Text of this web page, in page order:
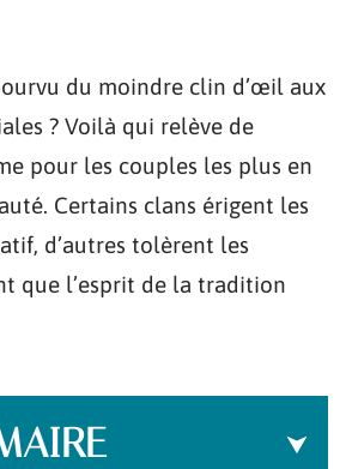
du moindre clin d’œil aux
? Voilà qui relève de
pour les couples les plus en
Certains clans érigent les
d’autres tolèrent les
que l’esprit de la tradition